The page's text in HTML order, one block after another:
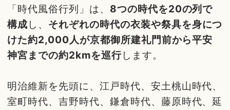
「時代風俗行列」は、 8つの時代を20の列で
構成 し、 それぞれの時代の衣装や祭具を身につ
けた約2,000人が京都御所建礼門前から平安
神宮までの約2kmを巡行します。
明治維新を先頭に、江戸時代、安土桃山時代、
室町時代、吉野時代、鎌倉時代、藤原時代、延